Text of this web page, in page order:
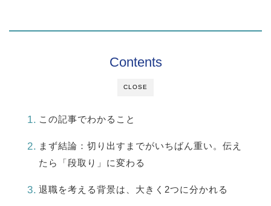
CLOSE
Contents
この記事でわかること
まず結論：切り出すまでがいちばん重い。伝え
たら「段取り」に変わる
退職を考える背景は、大きく2つに分かれる